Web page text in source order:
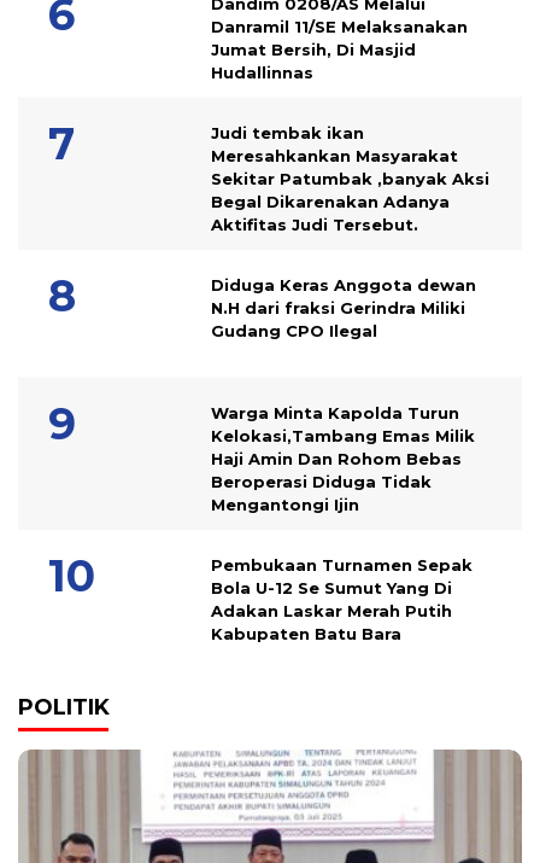
Danramil 11/SE Melaksanakan
Jumat Bersih, Di Masjid
Hudallinnas
Judi tembak ikan
Meresahkankan Masyarakat
Sekitar Patumbak ,banyak Aksi
Begal Dikarenakan Adanya
Aktifitas Judi Tersebut.
Diduga Keras Anggota dewan
N.H dari fraksi Gerindra Miliki
Gudang CPO Ilegal
Warga Minta Kapolda Turun
Kelokasi,Tambang Emas Milik
Haji Amin Dan Rohom Bebas
Beroperasi Diduga Tidak
Mengantongi Ijin
Pembukaan Turnamen Sepak
Bola U-12 Se Sumut Yang Di
Adakan Laskar Merah Putih
Kabupaten Batu Bara
POLITIK